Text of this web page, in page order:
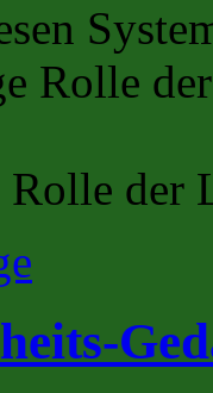
Rolle
der